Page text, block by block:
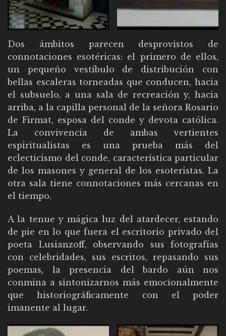
Dos ámbitos parecen desprovistos de
connotaciones esotéricas: el primero de ellos,
un pequeño vestíbulo de distribución con
bellas escaleras torneadas que conducen, hacia
el subsuelo, a una sala de recreación y, hacia
arriba, a la capilla personal de la señora Rosario
de Firmat, esposa del conde y devota católica.
La convivencia de ambas vertientes
espiritualistas es una prueba más del
eclecticismo del conde, característica particular
de los masones y general de los esoteristas. La
otra sala tiene connotaciones más cercanas en
el tiempo.
A la tenue y mágica luz del atardecer, estando
de pie en lo que fuera el escritorio privado del
poeta Lusianzoff, observando sus fotografías
con celebridades, sus escritos, repasando sus
poemas, la presencia del bardo aún nos
conmina a sintonizarnos más emocionalmente
que historiográficamente con el poder
imanente al lugar.